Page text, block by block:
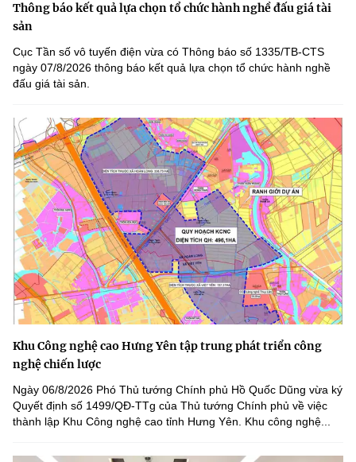
Thông báo kết quả lựa chọn tổ chức hành nghề đấu giá tài
sản
Cục Tần số vô tuyến điện vừa có Thông báo số 1335/TB-CTS
ngày 07/8/2026 thông báo kết quả lựa chọn tổ chức hành nghề
đấu giá tài sản.
Khu Công nghệ cao Hưng Yên tập trung phát triển công
nghệ chiến lược
Ngày 06/8/2026 Phó Thủ tướng Chính phủ Hồ Quốc Dũng vừa ký
Quyết định số 1499/QĐ-TTg của Thủ tướng Chính phủ về việc
thành lập Khu Công nghệ cao tỉnh Hưng Yên. Khu công nghệ...